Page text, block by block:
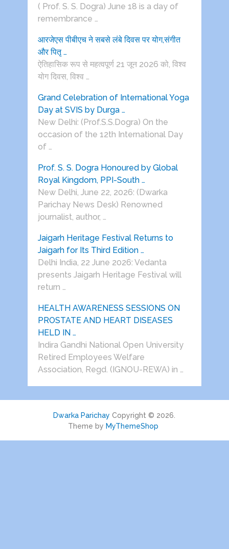
( Prof. S. S. Dogra) June 18 is a day of
remembrance …
आरजेएस पीबीएच ने सबसे लंबे दिवस पर योग,संगीत
और पितृ …
ऐतिहासिक रूप से महत्वपूर्ण 21 जून 2026 को, विश्व
योग दिवस, विश्व …
Grand Celebration of International Yoga
Day at SVIS by Durga …
New Delhi: (Prof.S.S.Dogra) On the
occasion of the 12th International Day
of …
Prof. S. S. Dogra Honoured by Global
Royal Kingdom, PPI-South …
New Delhi, June 22, 2026: (Dwarka
Parichay News Desk) Renowned
journalist, author, …
Jaigarh Heritage Festival Returns to
Jaigarh for Its Third Edition …
Delhi India, 22 June 2026: Vedanta
presents Jaigarh Heritage Festival will
return …
HEALTH AWARENESS SESSIONS ON
PROSTATE AND HEART DISEASES
HELD IN …
Indira Gandhi National Open University
Retired Employees Welfare
Association, Regd. (IGNOU-REWA) in …
Dwarka Parichay Copyright © 2026.
Theme by MyThemeShop